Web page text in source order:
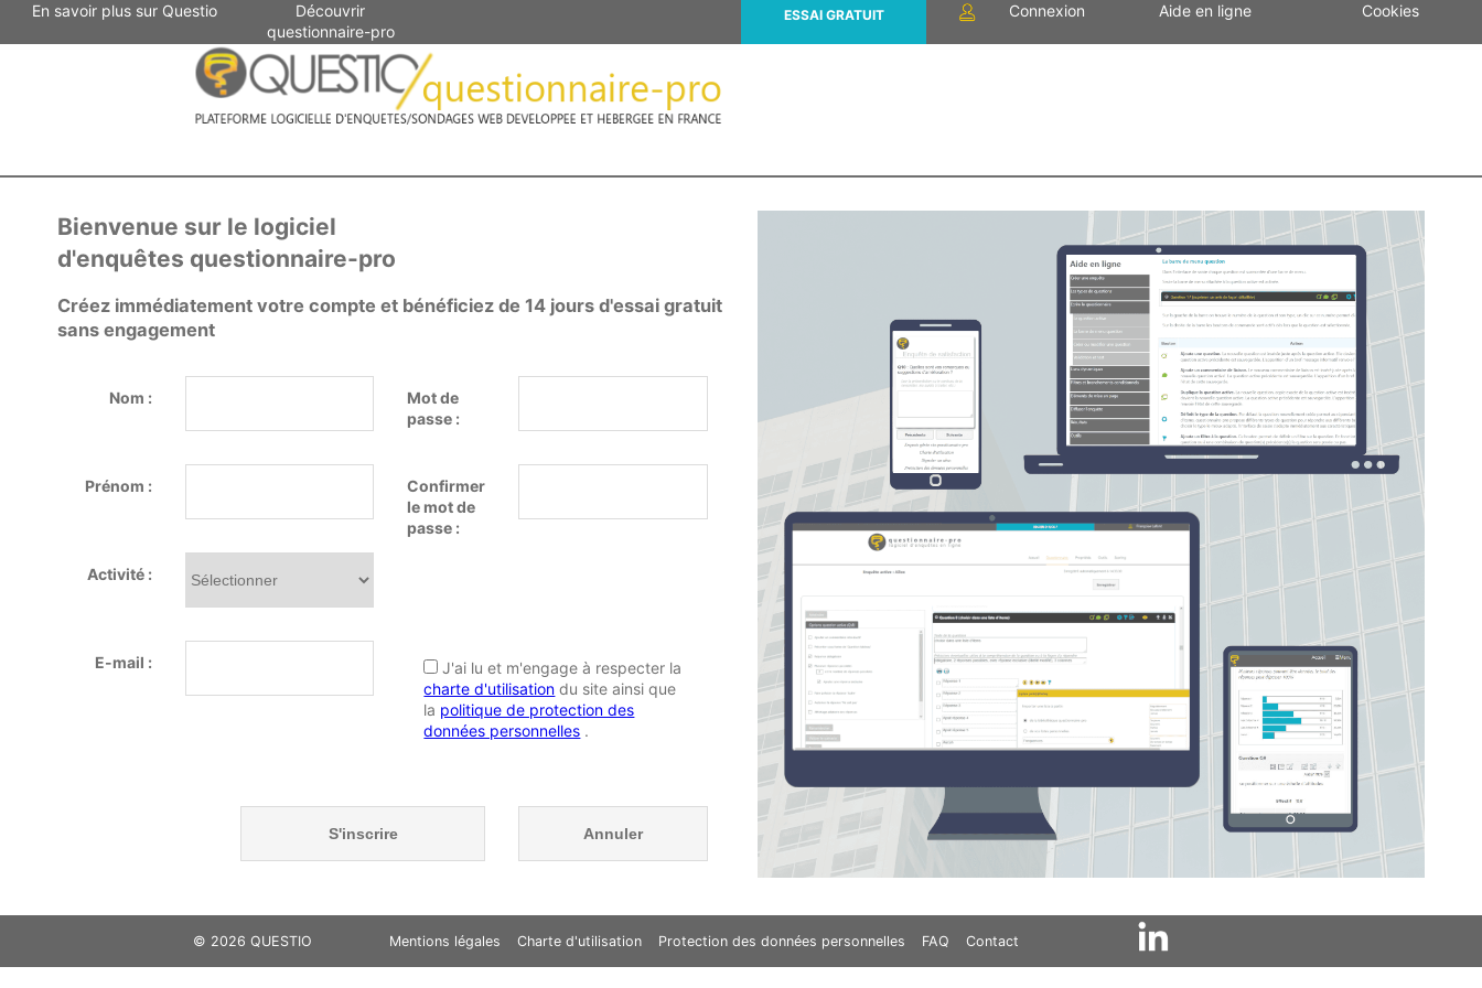
En savoir plus sur Questio
Découvrir
questionnaire-pro
ESSAI GRATUIT Connexion Aide en ligne Cookies
Bienvenue sur le logiciel
d'enquêtes questionnaire-pro
Créez immédiatement votre compte et bénéficiez de 14 jours d'essai gratuit
sans engagement
Nom :
Mot de
passe :
Prénom :
Confirmer
le mot de
passe :
Activité :
E-mail :
J'ai lu et m'engage à respecter la
charte d'utilisation du site ainsi que
la politique de protection des
données personnelles .
© 2026 QUESTIO Mentions légales Charte d'utilisation Protection des données personnelles FAQ Contact